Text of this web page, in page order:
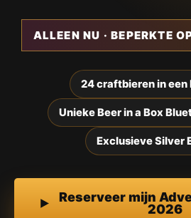
ALLEEN NU · BEPERKTE
24 craftbieren in een
Unieke Beer in a Box
Exclusieve Silver
Reserveer mijn
2026